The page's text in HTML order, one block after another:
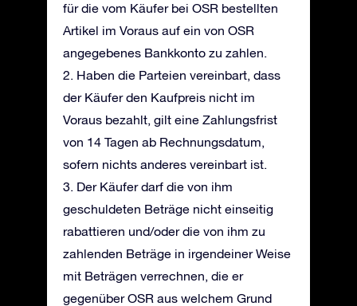
für die vom Käufer bei OSR bestellten
Artikel im Voraus auf ein von OSR
angegebenes Bankkonto zu zahlen.
2. Haben die Parteien vereinbart, dass
der Käufer den Kaufpreis nicht im
Voraus bezahlt, gilt eine Zahlungsfrist
von 14 Tagen ab Rechnungsdatum,
sofern nichts anderes vereinbart ist.
3. Der Käufer darf die von ihm
geschuldeten Beträge nicht einseitig
rabattieren und/oder die von ihm zu
zahlenden Beträge in irgendeiner Weise
mit Beträgen verrechnen, die er
gegenüber OSR aus welchem Grund